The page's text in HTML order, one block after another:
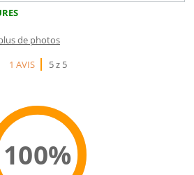
de photos
1 AVIS
5 z 5
100%